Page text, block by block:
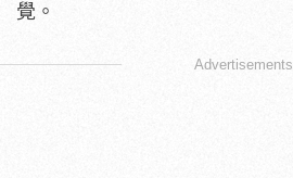
覺。
Advertisements